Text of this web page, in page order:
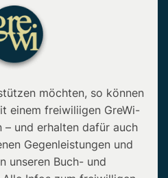
möchten, so können
einem freiwiliigen GreWi-
und erhalten dafür auch
Gegenleistungen und
unseren Buch- und